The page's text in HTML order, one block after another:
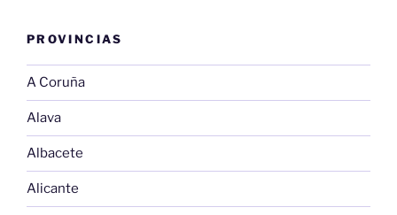
PROVINCIAS
A Coruña
Alava
Albacete
Alicante